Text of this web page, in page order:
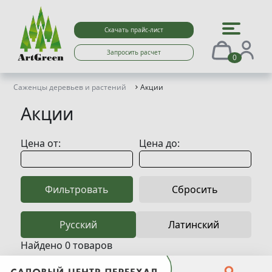
Скачать прайс-лист
Запросить расчет 0
Саженцы деревьев и растений Акции
Акции
Цена от: Цена до:
Фильтровать Сбросить
Найдено 0 товаров